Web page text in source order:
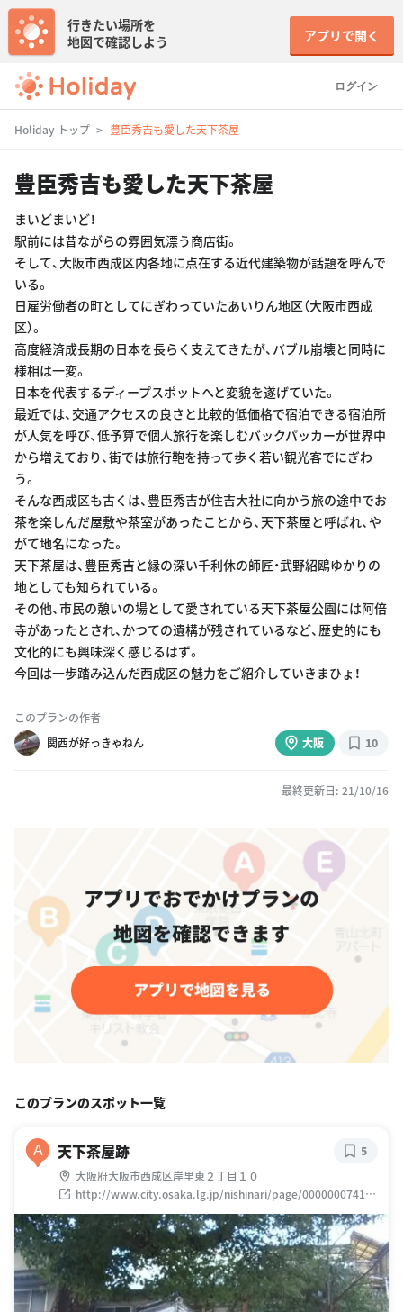
ログイン
行きたい場所を
地図で確認しよう
アプリで開く
Holiday トップ 豊臣秀吉も愛した天下茶屋
豊臣秀吉も愛した天下茶屋
まいどまいど！
駅前には昔ながらの雰囲気漂う商店街。
そして、大阪市西成区内各地に点在する近代建築物が話題を呼んで
いる。
日雇労働者の町としてにぎわっていたあいりん地区（大阪市西成
区）。
高度経済成長期の日本を長らく支えてきたが、バブル崩壊と同時に
様相は一変。
日本を代表するディープスポットへと変貌を遂げていた。
最近では、交通アクセスの良さと比較的低価格で宿泊できる宿泊所
が人気を呼び、低予算で個人旅行を楽しむバックパッカーが世界中
から増えており、街では旅行鞄を持って歩く若い観光客でにぎわ
う。
そんな西成区も古くは、豊臣秀吉が住吉大社に向かう旅の途中でお
茶を楽しんだ屋敷や茶室があったことから、天下茶屋と呼ばれ、や
がて地名になった。
天下茶屋は、豊臣秀吉と縁の深い千利休の師匠・武野紹鴎ゆかりの
地としても知られている。
その他、市民の憩いの場として愛されている天下茶屋公園には阿倍
寺があったとされ、かつての遺構が残されているなど、歴史的にも
文化的にも興味深く感じるはず。
今回は一歩踏み込んだ西成区の魅力をご紹介していきまひょ！
このプランの作者
関西が好っきゃねん
大阪 10
最終更新日: 21/10/16
このプランのスポット一覧
A 天下茶屋跡
大阪府大阪市西成区岸里東２丁目１０
http://www.city.osaka.lg.jp/nishinari/page/0000000741.h
tml
5